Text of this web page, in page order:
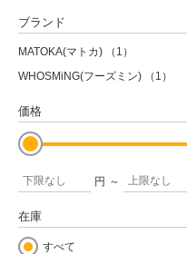
ブランド
MATOKA(マトカ)
（1）
WHOSMiNG(フーズミン)
（1）
価格
円 ～
在庫
すべて